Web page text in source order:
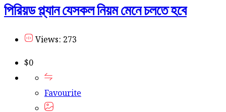
পিরিয়ড প্ল্যান যেসকল নিয়ম মেনে চলতে হবে
Views: 273
$0
Favourite